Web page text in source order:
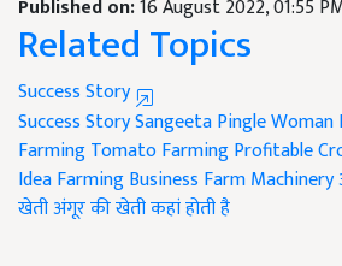
Published on:16 August 2022, 01:55
Related Topics
Success Story
Success StorySangeeta PingleWoman
FarmingTomato FarmingProfitable
IdeaFarming Business Farm Machinery
खेतीअंगूर की खेती कहां होती है